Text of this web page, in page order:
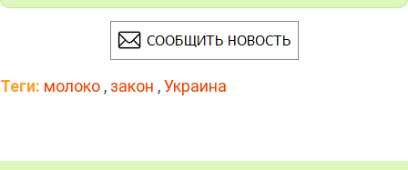
Теги: молоко , закон ,Украина